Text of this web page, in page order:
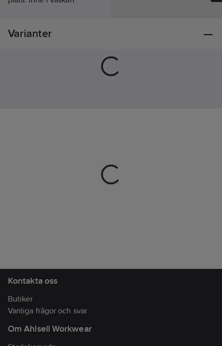
kan förvara ditt pass,
Varianter
Kontakta oss
Butiker
Vanliga frågor och svar
Om Ahlsell Workwear